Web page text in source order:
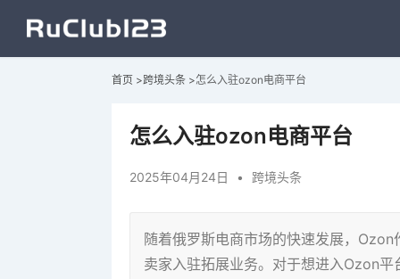
首页 >跨境头条 >怎么入驻ozon电商平台
怎么入驻ozon电商平台
2025年04月24日 • 跨境头条
随着俄罗斯电商市场的快速发展，
卖家入驻拓展业务。对于想进入Ozon